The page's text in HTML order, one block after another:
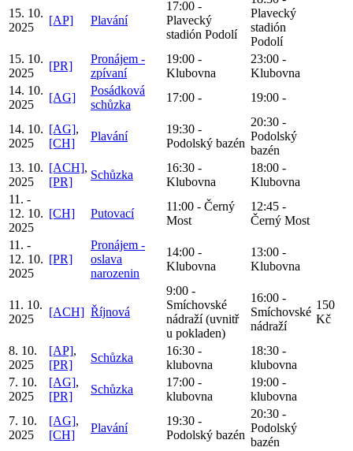
15. 10.
2025
[AP] Plavání
17:00 -
Plavecký
stadión Podolí
Plavecký
stadión
Podolí
15. 10.
2025
[PR]
Pronájem -
zpívaní
19:00 -
Klubovna
23:00 -
Klubovna
14. 10.
2025
[AG]
Posádková
schůzka
17:00 - 19:00 -
14. 10.
2025
[AG],
[CH]
Plavání
19:30 -
Podolský bazén
20:30 -
Podolský
bazén
13. 10.
2025
[ACH],
[PR]
Schůzka
16:30 -
Klubovna
18:00 -
Klubovna
11. -
12. 10.
2025
[CH] Putovací
11:00 - Černý
Most
12:45 -
Černý Most
11. -
12. 10.
2025
[PR]
Pronájem -
oslava
narozenin
14:00 -
Klubovna
13:00 -
Klubovna
11. 10.
2025
[ACH] Říjnová
9:00 -
Smíchovské
nádraží (uvnitř
u pokladen)
16:00 -
Smíchovské
nádraží
150
Kč
8. 10.
2025
[AP],
[PR]
Schůzka
16:30 -
klubovna
18:30 -
klubovna
7. 10.
2025
[AG],
[PR]
Schůzka
17:00 -
klubovna
19:00 -
klubovna
7. 10.
2025
[AG],
[CH]
Plavání
19:30 -
Podolský bazén
20:30 -
Podolský
bazén